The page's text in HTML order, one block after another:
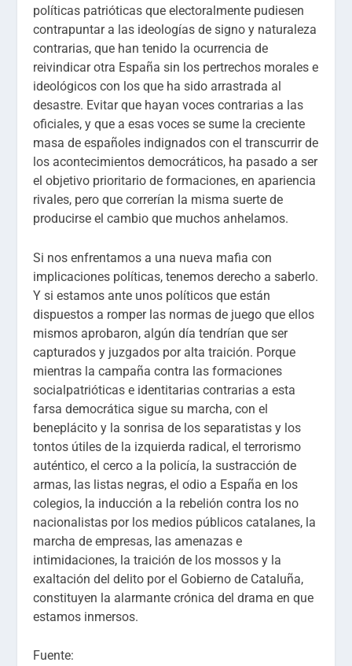
políticas patrióticas que electoralmente pudiesen
contrapuntar a las ideologías de signo y naturaleza
contrarias, que han tenido la ocurrencia de
reivindicar otra España sin los pertrechos morales e
ideológicos con los que ha sido arrastrada al
desastre. Evitar que hayan voces contrarias a las
oficiales, y que a esas voces se sume la creciente
masa de españoles indignados con el transcurrir de
los acontecimientos democráticos, ha pasado a ser
el objetivo prioritario de formaciones, en apariencia
rivales, pero que correrían la misma suerte de
producirse el cambio que muchos anhelamos.
Si nos enfrentamos a una nueva mafia con
implicaciones políticas, tenemos derecho a saberlo.
Y si estamos ante unos políticos que están
dispuestos a romper las normas de juego que ellos
mismos aprobaron, algún día tendrían que ser
capturados y juzgados por alta traición. Porque
mientras la campaña contra las formaciones
socialpatrióticas e identitarias contrarias a esta
farsa democrática sigue su marcha, con el
beneplácito y la sonrisa de los separatistas y los
tontos útiles de la izquierda radical, el terrorismo
auténtico, el cerco a la policía, la sustracción de
armas, las listas negras, el odio a España en los
colegios, la inducción a la rebelión contra los no
nacionalistas por los medios públicos catalanes, la
marcha de empresas, las amenazas e
intimidaciones, la traición de los mossos y la
exaltación del delito por el Gobierno de Cataluña,
constituyen la alarmante crónica del drama en que
estamos inmersos.
Fuente: